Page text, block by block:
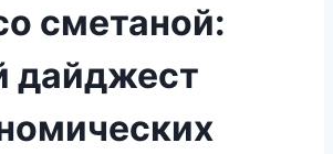
сметаной:
дайджест